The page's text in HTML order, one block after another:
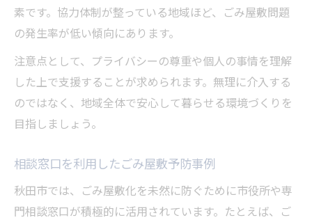
素です。協力体制が整っている地域ほど、ごみ屋敷問題
の発生率が低い傾向にあります。
注意点として、プライバシーの尊重や個人の事情を理解
した上で支援することが求められます。無理に介入する
のではなく、地域全体で安心して暮らせる環境づくりを
目指しましょう。
相談窓口を利用したごみ屋敷予防事例
秋田市では、ごみ屋敷化を未然に防ぐために市役所や専
門相談窓口が積極的に活用されています。たとえば、ご